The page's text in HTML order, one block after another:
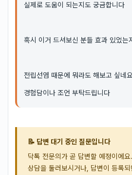
실제로 도움이 되는지도 궁금합니다
혹시 이거 드셔보신 분들 효과 있었는
전립선염 때문에 뭐라도 해보고 싶네요
경험담이나 조언 부탁드립니다
📝 답변 대기 중인 질문입니다
닥톡 전문의가 곧 답변할 예정이에
상담을 둘러보시거나, 답변이 등록